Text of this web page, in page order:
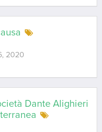
causa
2020
Dante Alighieri